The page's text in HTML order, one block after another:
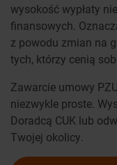
wysokość wypłaty
finansowych.
z powodu zmian na
tych, którzy cenią
Zawarcie umowy
niezwykle proste.
Doradcą CUK lub
Twojej okolicy.